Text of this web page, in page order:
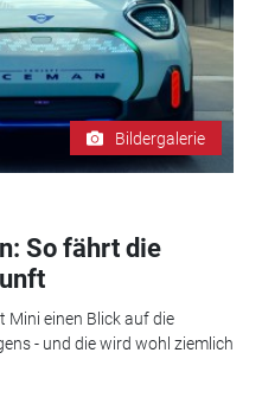
Bildergalerie
So fährt die
einen Blick auf die
- und die wird wohl ziemlich